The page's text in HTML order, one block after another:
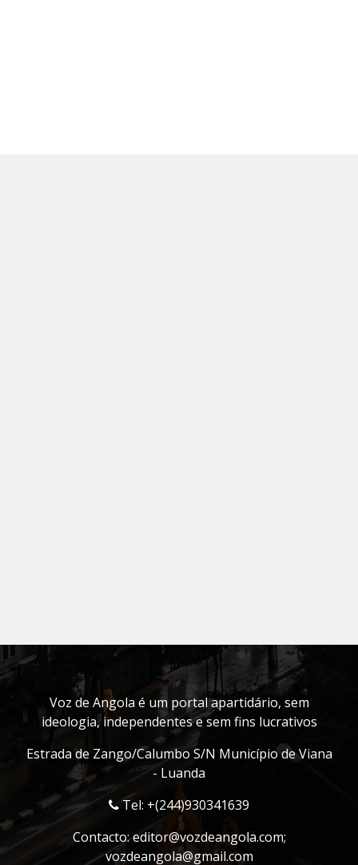
Voz de Angola é um portal apartidário, sem
ideologia, independentes e sem fins lucrativos
Estrada de Zango/Calumbo S/N Município de Viana
- Luanda
Tel: +(244)930341639
Contacto:editor@vozdeangola.com;
vozdeangola@gmail.com